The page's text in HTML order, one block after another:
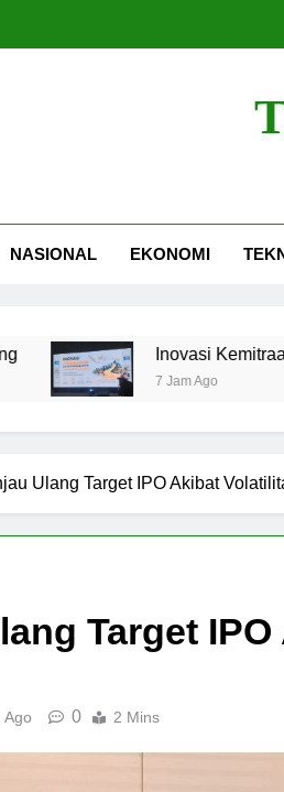
NASIONAL EKONOMI
Inovasi Kemitraan
7 Jam Ago
Ulang Target IPO Akibat
Target
Ago 0 2 Mins